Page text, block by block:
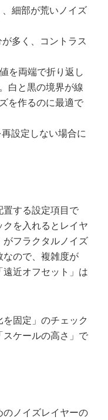
細部が荒いノイズ
多く、コントラス
を両端で折り返し
白と黒の境界が線
を作るのに最適で
設定しない場合に
する設定項目で
を入れるとレイヤ
フラクタルノイズ
なので、複雑度が
近オフセット」は
固定」のチェック
スケールの高さ」で
ノイズレイヤーの